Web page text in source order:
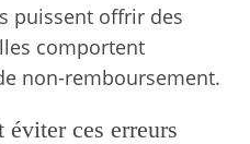
puissent offrir des
comportent
non-remboursement.
ces erreurs